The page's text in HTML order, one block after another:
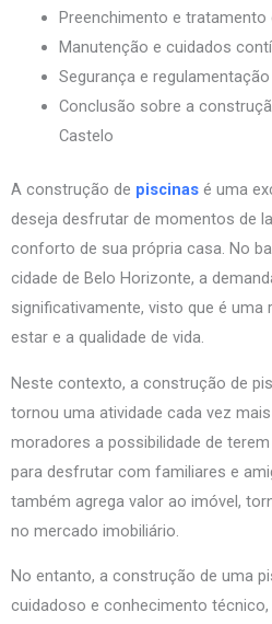
Preenchimento e tratamento
Manutenção e cuidados
Segurança e regulamentação
Conclusão sobre a
Castelo
A construção de piscinas é uma
deseja desfrutar de momentos de
conforto de sua própria casa. No
cidade de Belo Horizonte, a
significativamente, visto que é uma
estar e a qualidade de vida.
Neste contexto, a construção de
tornou uma atividade cada vez
moradores a possibilidade de
para desfrutar com familiares e
também agrega valor ao imóvel,
no mercado imobiliário.
No entanto, a construção de uma
cuidadoso e conhecimento